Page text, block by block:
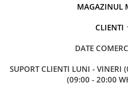
MAGAZINUL
CLIENTI
DATE
SUPORT CLIENTI LUNI - VINERI
(09:00 - 20:00